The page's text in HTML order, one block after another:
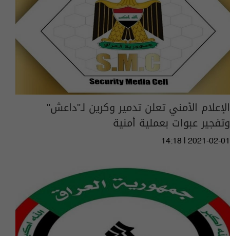
الإعلام الأمني تعلن تدمير وكرين لـ"داعش"
وتفجير عبوات بعملية أمنية
14:18 | 2021-02-01